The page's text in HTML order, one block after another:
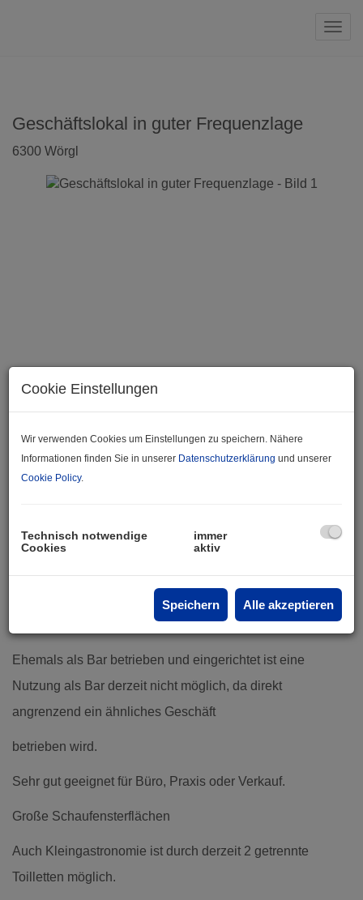
Geschäftslokal in guter Frequenzlage
6300 Wörgl
Beschreibung
In gut frequentierter Lage, wenige Meter von der Wörgler
Bahnhofstrasse kommt dieses Geschäftslokal im
Erdgeschoß zum Verkauf.
Ehemals als Bar betrieben und eingerichtet ist eine
Nutzung als Bar derzeit nicht möglich, da direkt
angrenzend ein ähnliches Geschäft
betrieben wird.
Sehr gut geeignet für Büro, Praxis oder Verkauf.
Große Schaufensterflächen
Auch Kleingastronomie ist durch derzeit 2 getrennte
Toilletten möglich.
Cookie Einstellungen
Wir verwenden Cookies um Einstellungen zu speichern. Nähere
Informationen finden Sie in unserer Datenschutzerklärung und unserer
Cookie Policy.
Technisch notwendige
Cookies
immer
aktiv
Speichern Alle akzeptieren